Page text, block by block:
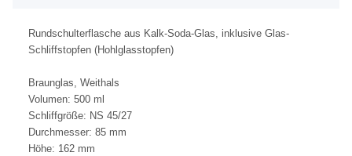
Rundschulterflasche aus Kalk-Soda-Glas, inklusive Glas-
Schliffstopfen (Hohlglasstopfen)
Braunglas, Weithals
Volumen: 500 ml
Schliffgröße: NS 45/27
Durchmesser: 85 mm
Höhe: 162 mm